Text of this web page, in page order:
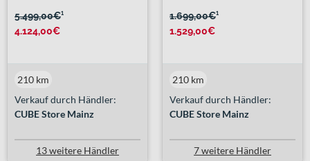
5.499,00€¹
4.124,00€
Verkauf durch Händler:
CUBE Store Mainz
210 km
13 weitere Händler
1.699,00€¹
1.529,00€
Verkauf durch Händler:
CUBE Store Mainz
210 km
7 weitere Händler